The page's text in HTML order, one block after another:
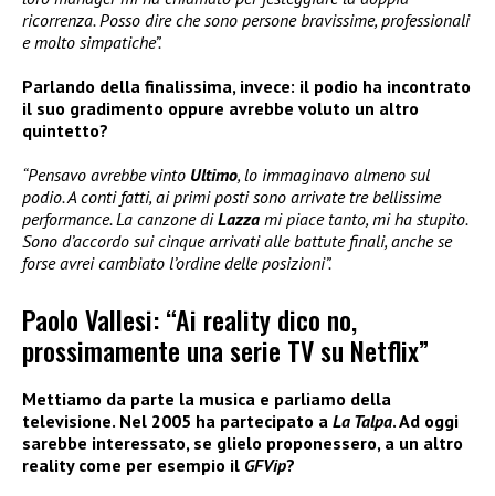
ricorrenza. Posso dire che sono persone bravissime, professionali
e molto simpatiche”.
Parlando della finalissima, invece: il podio ha incontrato
il suo gradimento oppure avrebbe voluto un altro
quintetto?
“Pensavo avrebbe vinto Ultimo, lo immaginavo almeno sul
podio. A conti fatti, ai primi posti sono arrivate tre bellissime
performance. La canzone diLazza mi piace tanto, mi ha stupito.
Sono d’accordo sui cinque arrivati alle battute finali, anche se
forse avrei cambiato l’ordine delle posizioni”.
Paolo Vallesi: “Ai reality dico no,
prossimamente una serie TV su Netflix”
Mettiamo da parte la musica e parliamo della
televisione. Nel 2005 ha partecipato a La Talpa. Ad oggi
sarebbe interessato, se glielo proponessero, a un altro
reality come per esempio il GFVip?